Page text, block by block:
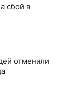
сбой в
отменили